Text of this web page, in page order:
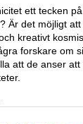
ett tecken
Är det möjligt
kreativt
forskare om
att de anser